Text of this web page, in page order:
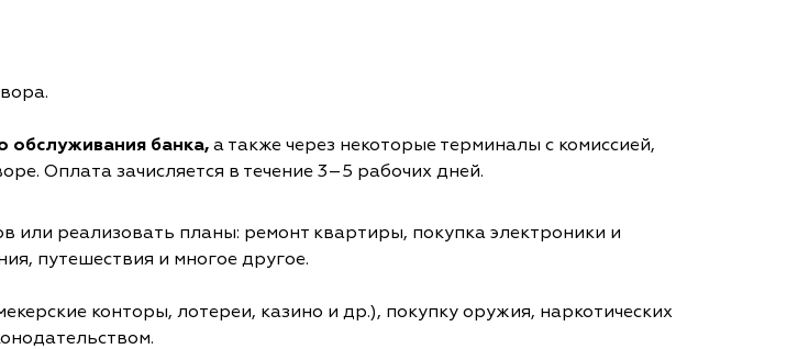
обслуживания банка, а также через некоторые терминалы с комиссией,
Оплата зачисляется в течение 3–5 рабочих дней.
реализовать планы: ремонт квартиры, покупка электроники и
путешествия и многое другое.
конторы, лотереи, казино и др.), покупку оружия, наркотических